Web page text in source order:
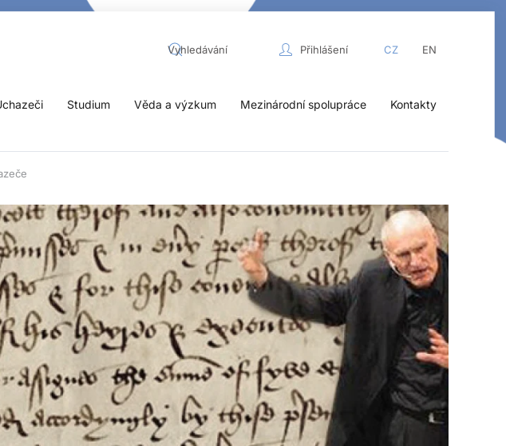
Přihlášení CZ EN
Studium Věda a výzkum Mezinárodní spolupráce Kontakty